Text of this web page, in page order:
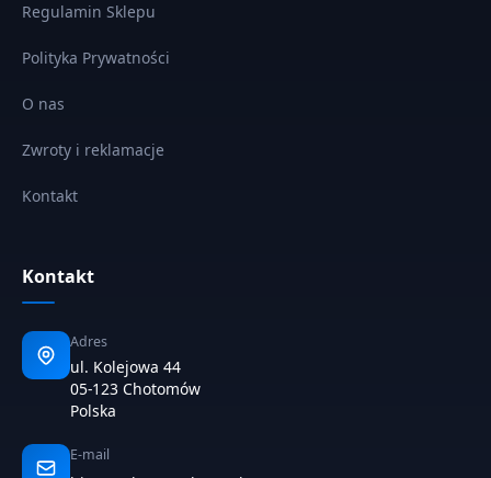
Regulamin Sklepu
Polityka Prywatności
O nas
Zwroty i reklamacje
Kontakt
Kontakt
Adres
ul. Kolejowa 44
05-123 Chotomów
Polska
E-mail